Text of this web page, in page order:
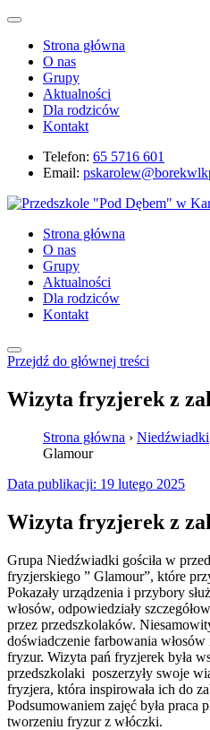
Strona główna
O nas
Grupy
Aktualności
Dla rodziców
Kontakt
Telefon: 65 5716 601
Email:
Strona główna
O nas
Grupy
Aktualności
Dla rodziców
Kontakt
Przejdź do głównej treści
Wizyta fryzjerek z
Strona główna › Niedźwiadki
Glamour
Data publikacji: 19 lutego 2025
Wizyta fryzjerek z
Grupa Niedźwiadki gościła w
fryzjerskiego ” Glamour”, które
Pokazały urządzenia i przybory
włosów, odpowiedziały
przez przedszkolaków.
doświadczenie farbowania
fryzur. Wizyta pań fryzjerek była
przedszkolaki poszerzyły swoje
fryzjera, która inspirowała ich do
Podsumowaniem zajęć była praca
tworzeniu fryzur z włóczki.